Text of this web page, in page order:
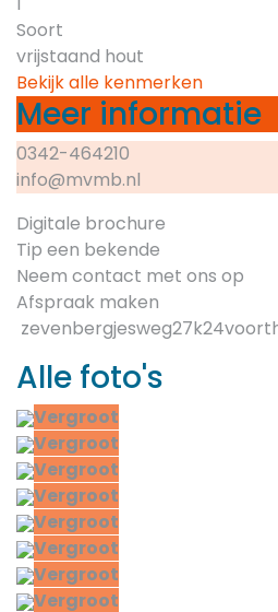
Soort
vrijstaand hout
Bekijk alle kenmerken
Meer informatie
0342-464210
info@mvmb.nl
Digitale brochure
Tip een bekende
Neem contact met ons op
Afspraak maken
Alle foto's
Vergroot
Vergroot
Vergroot
Vergroot
Vergroot
Vergroot
Vergroot
Vergroot